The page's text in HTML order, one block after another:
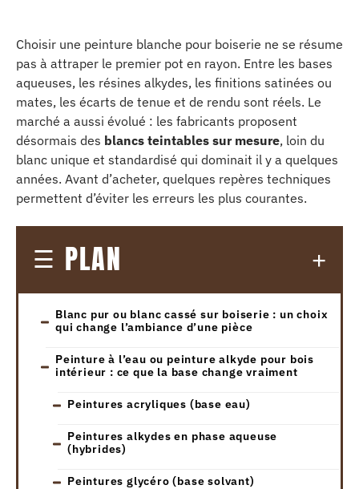
Choisir une peinture blanche pour boiserie ne se résume
pas à attraper le premier pot en rayon. Entre les bases
aqueuses, les résines alkydes, les finitions satinées ou
mates, les écarts de tenue et de rendu sont réels. Le
marché a aussi évolué : les fabricants proposent
désormais des blancs teintables sur mesure, loin du
blanc unique et standardisé qui dominait il y a quelques
années. Avant d’acheter, quelques repères techniques
permettent d’éviter les erreurs les plus courantes.
PLAN
Blanc pur ou blanc cassé sur boiserie : un choix
qui change l’ambiance d’une pièce
Peinture à l’eau ou peinture alkyde pour bois
intérieur : ce que la base change vraiment
Peintures acryliques (base eau)
Peintures alkydes en phase aqueuse
(hybrides)
Peintures glycéro (base solvant)